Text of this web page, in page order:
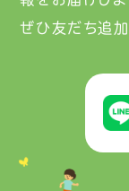
ぜひ友だち追加